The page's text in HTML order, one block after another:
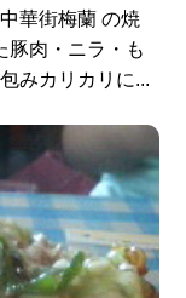
華街梅蘭 の焼
豚肉・ニラ・も
みカリカリに...